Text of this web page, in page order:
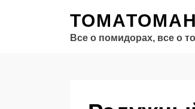
Все о помидорах, все о